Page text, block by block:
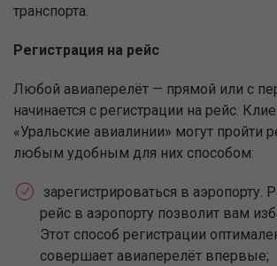
транспорта.
Регистрация на рейс
Любой авиаперелёт — прямой или с
начинается с регистрации на рейс.
«Уральские авиалинии» могут пройти
любым удобным для них способом:
зарегистрироваться в аэропорту.
рейс в аэропорту позволит вам
Этот способ регистрации
совершает авиаперелёт впервые;